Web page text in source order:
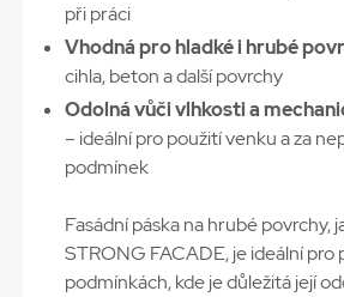
při práci
Vhodná pro hladké i hrubé
cihla, beton a další povrchy
Odolná vůči vlhkosti a
– ideální pro použití venku a za
podmínek
Fasádní páska na hrubé povrchy,
STRONG FACADE, je ideální pro
podmínkách, kde je důležitá její